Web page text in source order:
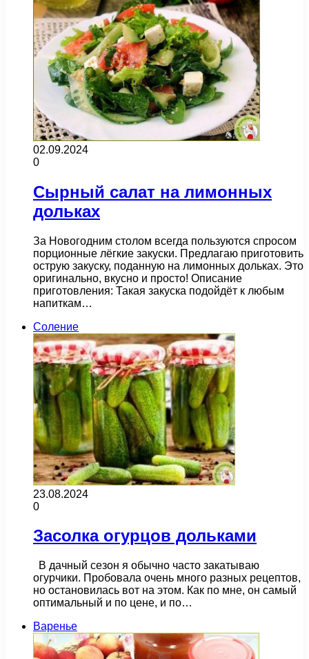
02.09.2024
0
Сырный салат на лимонных
дольках
За Новогодним столом всегда пользуются спросом
порционные лёгкие закуски. Предлагаю приготовить
острую закуску, поданную на лимонных дольках. Это
оригинально, вкусно и просто! Описание
приготовления: Такая закуска подойдёт к любым
напиткам…
Соление
23.08.2024
0
Засолка огурцов дольками
В дачный сезон я обычно часто закатываю
огурчики. Пробовала очень много разных рецептов,
но остановилась вот на этом. Как по мне, он самый
оптимальный и по цене, и по…
Варенье